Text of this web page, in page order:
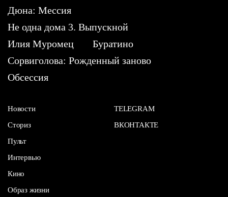
Дюна: Мессия
Не одна дома 3. Выпускной
Илия Муромец
Буратино
Сорвиголова: Рожденный заново
Обсессия
Новости
Сториз
Пульт
Интервью
Кино
Образ жизни
TELEGRAM
ВКОНТАКТЕ